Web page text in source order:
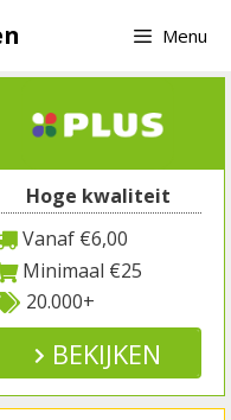
Menu
Hoge kwaliteit
Vanaf €6,00
Minimaal €25
20.000+
BEKIJKEN